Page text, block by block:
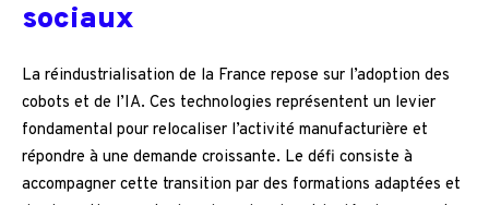
sociaux
La réindustrialisation de la France repose sur l’adoption des
cobots et de l’IA. Ces technologies représentent un levier
fondamental pour relocaliser l’activité manufacturière et
répondre à une demande croissante. Le défi consiste à
accompagner cette transition par des formations adaptées et